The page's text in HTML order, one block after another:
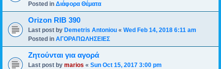
Posted in Διάφορα Θέματα
Orizon RIB 390
Last post by Demetris Antoniou « Wed Feb 14, 2018 6:11 am
Posted in ΑΓΟΡΑΠΩΛΗΣΕΙΕΣ
Ζητούνται για αγορά
Last post by marios « Sun Oct 15, 2017 3:00 pm